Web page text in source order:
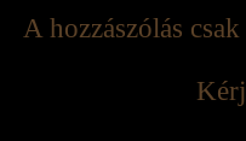
A hozzászólás